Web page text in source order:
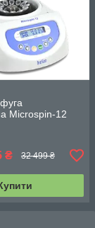
Microspin-12
₴ 32 499 ₴